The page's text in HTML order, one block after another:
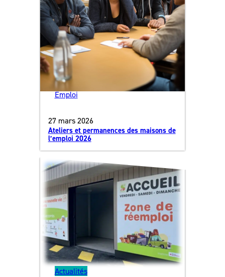
Emploi
27 mars 2026
Ateliers et permanences des maisons de
l’emploi 2026
Actualités